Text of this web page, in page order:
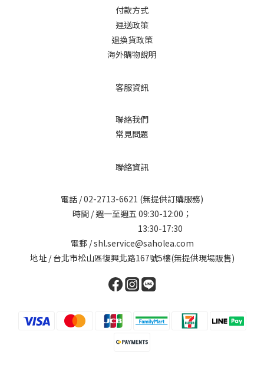
付款方式
運送政策
退換貨政策
海外購物說明
客服資訊
聯絡我們
常見問題
聯絡資訊
電話 /02-2713-6621 (無提供訂購服務)
時間 / 週一至週五 09:30-12:00；
13:30-17:30
電郵 / shl.service@saholea.com
地址 / 台北市松山區復興北路167號5樓(無提供現場販售)